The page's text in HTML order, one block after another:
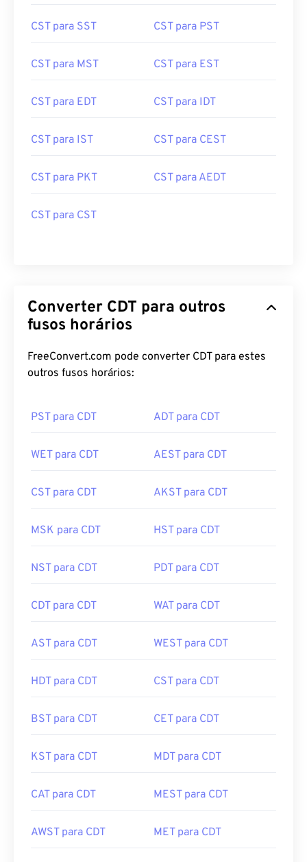
CST para SST CST para PST
CST para MST CST para EST
CST para EDT CST para IDT
CST para IST CST para CEST
CST para PKT CST para AEDT
CST para CST
Converter CDT para outros
fusos horários
FreeConvert.com pode converter CDT para estes
outros fusos horários:
PST para CDT ADT para CDT
WET para CDT AEST para CDT
CST para CDT AKST para CDT
MSK para CDT HST para CDT
NST para CDT PDT para CDT
CDT para CDT WAT para CDT
AST para CDT WEST para CDT
HDT para CDT CST para CDT
BST para CDT CET para CDT
KST para CDT MDT para CDT
CAT para CDT MEST para CDT
AWST para CDT MET para CDT